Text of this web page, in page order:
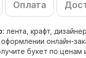
Оплата
: лента, крафт,
онлайн-
букет по ценам